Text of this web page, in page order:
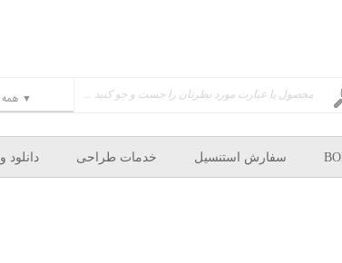
سفارش استنسیل خدمات طراحی دانلود